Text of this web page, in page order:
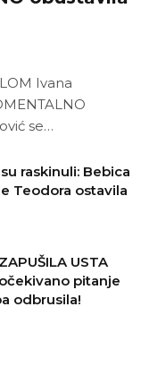
Ivana
se…
raskinuli: Bebica
Teodora ostavila
USTA
pitanje
odbrusila!